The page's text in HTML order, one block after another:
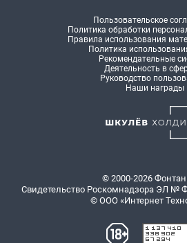
Пользовательское
Политика обработки
Правила использования
Политика
Рекомендательные
Деятельность в
Руководство
Наши награды
© 2000-2026
Свидетельство Роскомнадзора ЭЛ №
© ООО «Интернет